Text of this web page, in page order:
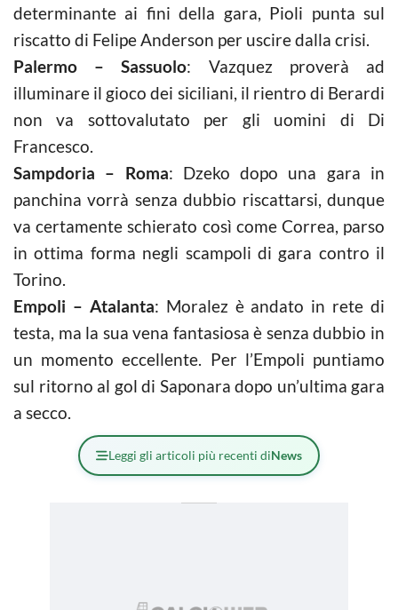
determinante ai fini della gara, Pioli punta sul
riscatto di Felipe Anderson per uscire dalla crisi.
Palermo – Sassuolo: Vazquez proverà ad
illuminare il gioco dei siciliani, il rientro di Berardi
non va sottovalutato per gli uomini di Di
Francesco.
Sampdoria – Roma: Dzeko dopo una gara in
panchina vorrà senza dubbio riscattarsi, dunque
va certamente schierato così come Correa, parso
in ottima forma negli scampoli di gara contro il
Torino.
Empoli – Atalanta: Moralez è andato in rete di
testa, ma la sua vena fantasiosa è senza dubbio in
un momento eccellente. Per l’Empoli puntiamo
sul ritorno al gol di Saponara dopo un’ultima gara
a secco.
Leggi gli articoli più recenti diNews